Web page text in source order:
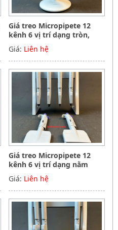
Giá treo Micropipete 12
kênh 6 vị trí dạng tròn,
Hãng Phoenix instrument
Germany
Giá: Liên hệ
Giá treo Micropipete 12
kênh 6 vị trí dạng nằm
ngang, Hãng Phoenix
instrument Germany
Giá: Liên hệ